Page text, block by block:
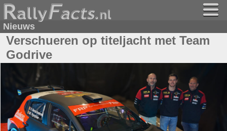
Nieuws
Verschueren op titeljacht met Team
Godrive